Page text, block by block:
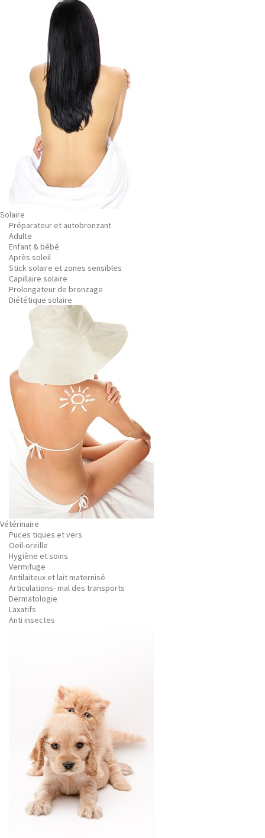
Solaire
Préparateur et autobronzant
Adulte
Enfant & bébé
Après soleil
Stick solaire et zones sensibles
Capillaire solaire
Prolongateur de bronzage
Diététique solaire
Vétérinaire
Puces tiques et vers
Oeil-oreille
Hygiène et soins
Vermifuge
Antilaiteux et lait maternisé
Articulations- mal des transports
Dermatologie
Laxatifs
Anti insectes